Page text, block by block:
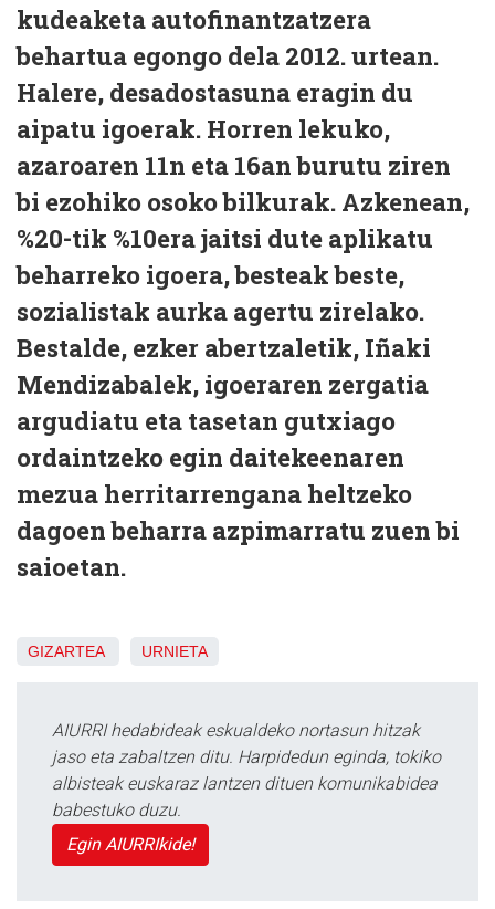
kudeaketa autofinantzatzera
behartua egongo dela 2012. urtean.
Halere, desadostasuna eragin du
aipatu igoerak. Horren lekuko,
azaroaren 11n eta 16an burutu ziren
bi ezohiko osoko bilkurak. Azkenean,
%20-tik %10era jaitsi dute aplikatu
beharreko igoera, besteak beste,
sozialistak aurka agertu zirelako.
Bestalde, ezker abertzaletik, Iñaki
Mendizabalek, igoeraren zergatia
argudiatu eta tasetan gutxiago
ordaintzeko egin daitekeenaren
mezua herritarrengana heltzeko
dagoen beharra azpimarratu zuen bi
saioetan.
GIZARTEA URNIETA
AIURRI hedabideak eskualdeko nortasun hitzak
jaso eta zabaltzen ditu. Harpidedun eginda, tokiko
albisteak euskaraz lantzen dituen komunikabidea
babestuko duzu.
Egin AIURRIkide!